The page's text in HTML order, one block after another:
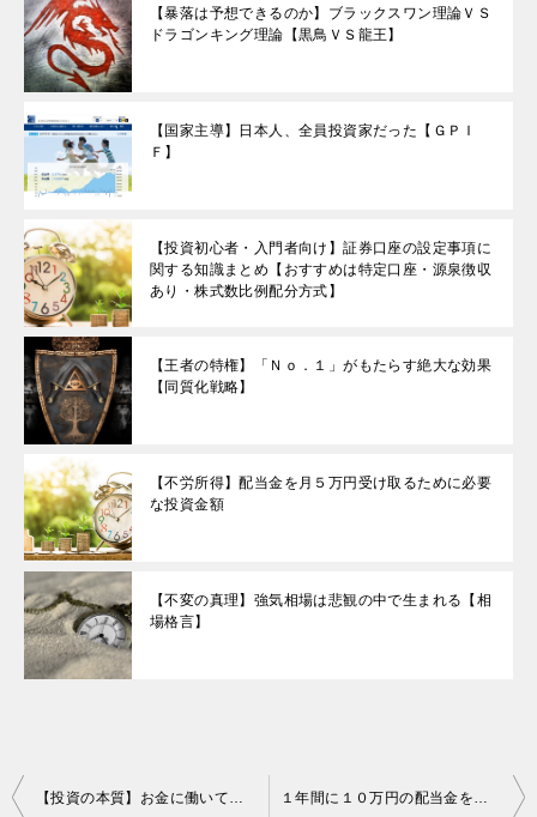
【暴落は予想できるのか】ブラックスワン理論ＶＳ
ドラゴンキング理論【黒鳥ＶＳ龍王】
【国家主導】日本人、全員投資家だった【ＧＰＩ
Ｆ】
【投資初心者・入門者向け】証券口座の設定事項に
関する知識まとめ【おすすめは特定口座・源泉徴収
あり・株式数比例配分方式】
【王者の特権】「Ｎｏ．１」がもたらす絶大な効果
【同質化戦略】
【不労所得】配当金を月５万円受け取るために必要
な投資金額
【不変の真理】強気相場は悲観の中で生まれる【相
場格言】
投
【投資の本質】お金に働いてもらうという考え方【世界中の企業に就職しよう】 １年間に１０万円の配当金を目指す場合、いくら必要か